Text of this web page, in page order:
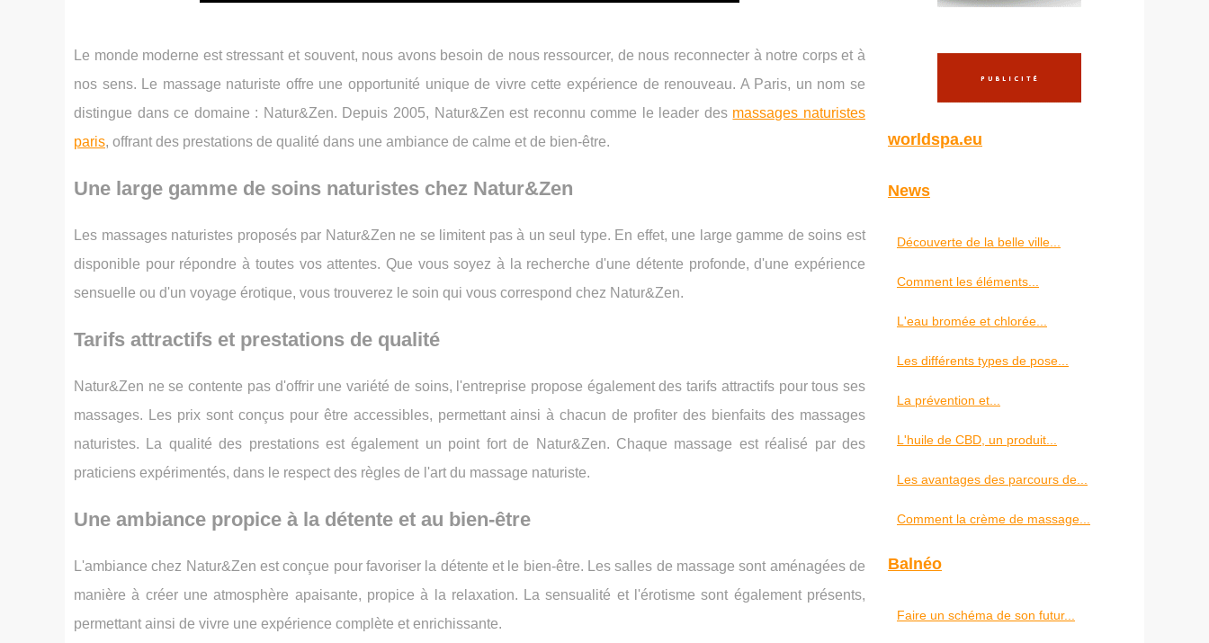
Le monde moderne est stressant et souvent, nous avons besoin de nous ressourcer, de nous reconnecter à notre corps et à
nos sens. Le massage naturiste offre une opportunité unique de vivre cette expérience de renouveau. A Paris, un nom se
distingue dans ce domaine : Natur&Zen. Depuis 2005, Natur&Zen est reconnu comme le leader des massages naturistes
paris, offrant des prestations de qualité dans une ambiance de calme et de bien-être.
Une large gamme de soins naturistes chez Natur&Zen
Les massages naturistes proposés par Natur&Zen ne se limitent pas à un seul type. En effet, une large gamme de soins est
disponible pour répondre à toutes vos attentes. Que vous soyez à la recherche d'une détente profonde, d'une expérience
sensuelle ou d'un voyage érotique, vous trouverez le soin qui vous correspond chez Natur&Zen.
Tarifs attractifs et prestations de qualité
Natur&Zen ne se contente pas d'offrir une variété de soins, l'entreprise propose également des tarifs attractifs pour tous ses
massages. Les prix sont conçus pour être accessibles, permettant ainsi à chacun de profiter des bienfaits des massages
naturistes. La qualité des prestations est également un point fort de Natur&Zen. Chaque massage est réalisé par des
praticiens expérimentés, dans le respect des règles de l'art du massage naturiste.
Une ambiance propice à la détente et au bien-être
L'ambiance chez Natur&Zen est conçue pour favoriser la détente et le bien-être. Les salles de massage sont aménagées de
manière à créer une atmosphère apaisante, propice à la relaxation. La sensualité et l'érotisme sont également présents,
permettant ainsi de vivre une expérience complète et enrichissante.
worldspa.eu
News
Découverte de la belle ville...
Comment les éléments...
L'eau bromée et chlorée...
Les différents types de pose...
La prévention et...
L'huile de CBD, un produit...
Les avantages des parcours de...
Comment la crème de massage...
Balnéo
Faire un schéma de son futur...